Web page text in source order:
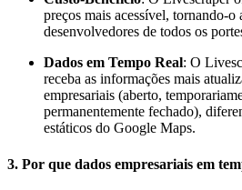
preços mais acessível, tornando-o
desenvolvedores de todos os
Dados em Tempo Real: O
receba as informações mais
empresariais (aberto,
permanentemente fechado),
estáticos do Google Maps.
3. Por que dados empresariais em